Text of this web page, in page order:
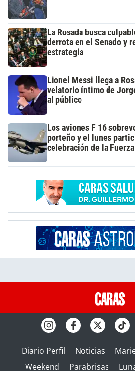
La Rosada busca
derrota en el Senado y
estrategia
Lionel Messi llega a
velatorio íntimo de
al público
Los aviones F 16
porteño y el lunes
celebración de la
Diario Perfil Noticias
Weekend
Parabrisas